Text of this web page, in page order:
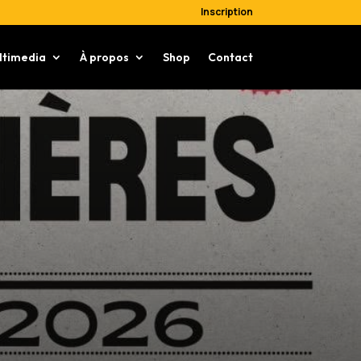
Inscription
À propos Shop Contact